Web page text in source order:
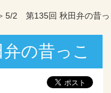
5/2 第135回 秋田弁の昔っ
の昔っこ